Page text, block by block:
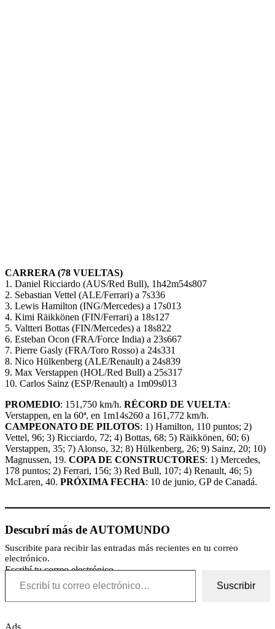
CARRERA (78 VUELTAS)
1. Daniel Ricciardo (AUS/Red Bull), 1h42m54s807
2. Sebastian Vettel (ALE/Ferrari) a 7s336
3. Lewis Hamilton (ING/Mercedes) a 17s013
4. Kimi Räikkönen (FIN/Ferrari) a 18s127
5. Valtteri Bottas (FIN/Mercedes) a 18s822
6. Esteban Ocon (FRA/Force India) a 23s667
7. Pierre Gasly (FRA/Toro Rosso) a 24s331
8. Nico Hülkenberg (ALE/Renault) a 24s839
9. Max Verstappen (HOL/Red Bull) a 25s317
10. Carlos Sainz (ESP/Renault) a 1m09s013
PROMEDIO: 151,750 km/h. RÉCORD DE VUELTA:
Verstappen, en la 60ª, en 1m14s260 a 161,772 km/h.
CAMPEONATO DE PILOTOS: 1) Hamilton, 110 puntos; 2)
Vettel, 96; 3) Ricciardo, 72; 4) Bottas, 68; 5) Räikkönen, 60; 6)
Verstappen, 35; 7) Alonso, 32; 8) Hülkenberg, 26; 9) Sainz, 20; 10)
Magnussen, 19. COPA DE CONSTRUCTORES: 1) Mercedes,
178 puntos; 2) Ferrari, 156; 3) Red Bull, 107; 4) Renault, 46; 5)
McLaren, 40. PRÓXIMA FECHA: 10 de junio, GP de Canadá.
Descubrí más de AUTOMUNDO
Suscribite para recibir las entradas más recientes en tu correo
electrónico.
Escribí tu correo electrónico…
Suscribir
Ads